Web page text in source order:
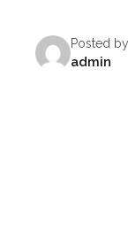
Posted by
admin